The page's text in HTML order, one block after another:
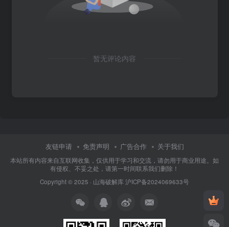
暂无评论内容
友链申请 免责声明 广告合作 关于我们
本站所有内容来自互联网收集，仅供用于学习和交流，请勿用于商业用途。如
有侵权、不妥之处，请第一时间联系我们删除！
Copyright © 2025 · 山海破解库沪ICP备2024069633号